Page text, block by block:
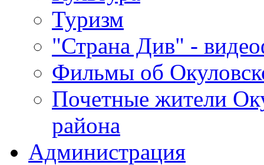
Туризм
"Страна Див" -
Фильмы об
Почетные жители
района
Администрация